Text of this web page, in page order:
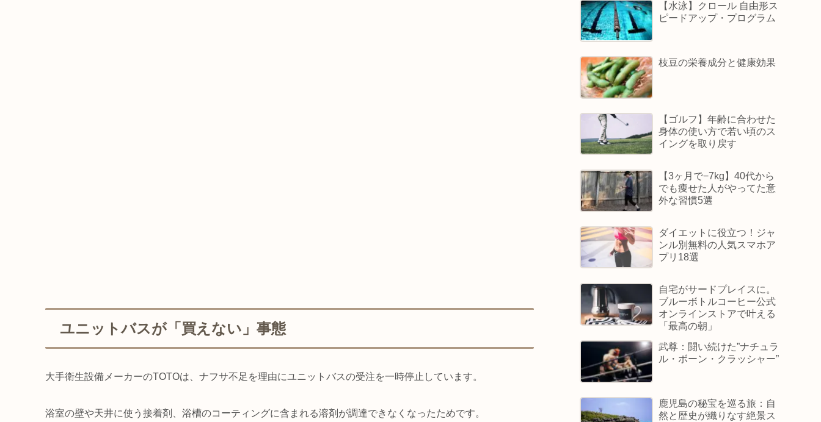
ユニットバスが「買えない」事態
大手衛生設備メーカーのTOTOは、ナフサ不足を理由にユニットバスの受注を一時停止しています。
浴室の壁や天井に使う接着剤、浴槽のコーティングに含まれる溶剤が調達できなくなったためです。
【水泳】クロール 自由形ス
ピードアップ・プログラム
枝豆の栄養成分と健康効果
【ゴルフ】年齢に合わせた
身体の使い方で若い頃のス
イングを取り戻す
【3ヶ月で−7kg】40代から
でも痩せた人がやってた意
外な習慣5選
ダイエットに役立つ！ジャ
ンル別無料の人気スマホア
プリ18選
自宅がサードプレイスに。
ブルーボトルコーヒー公式
オンラインストアで叶える
「最高の朝」
武尊：闘い続けた”ナチュラ
ル・ボーン・クラッシャー”
鹿児島の秘宝を巡る旅：自
然と歴史が織りなす絶景ス